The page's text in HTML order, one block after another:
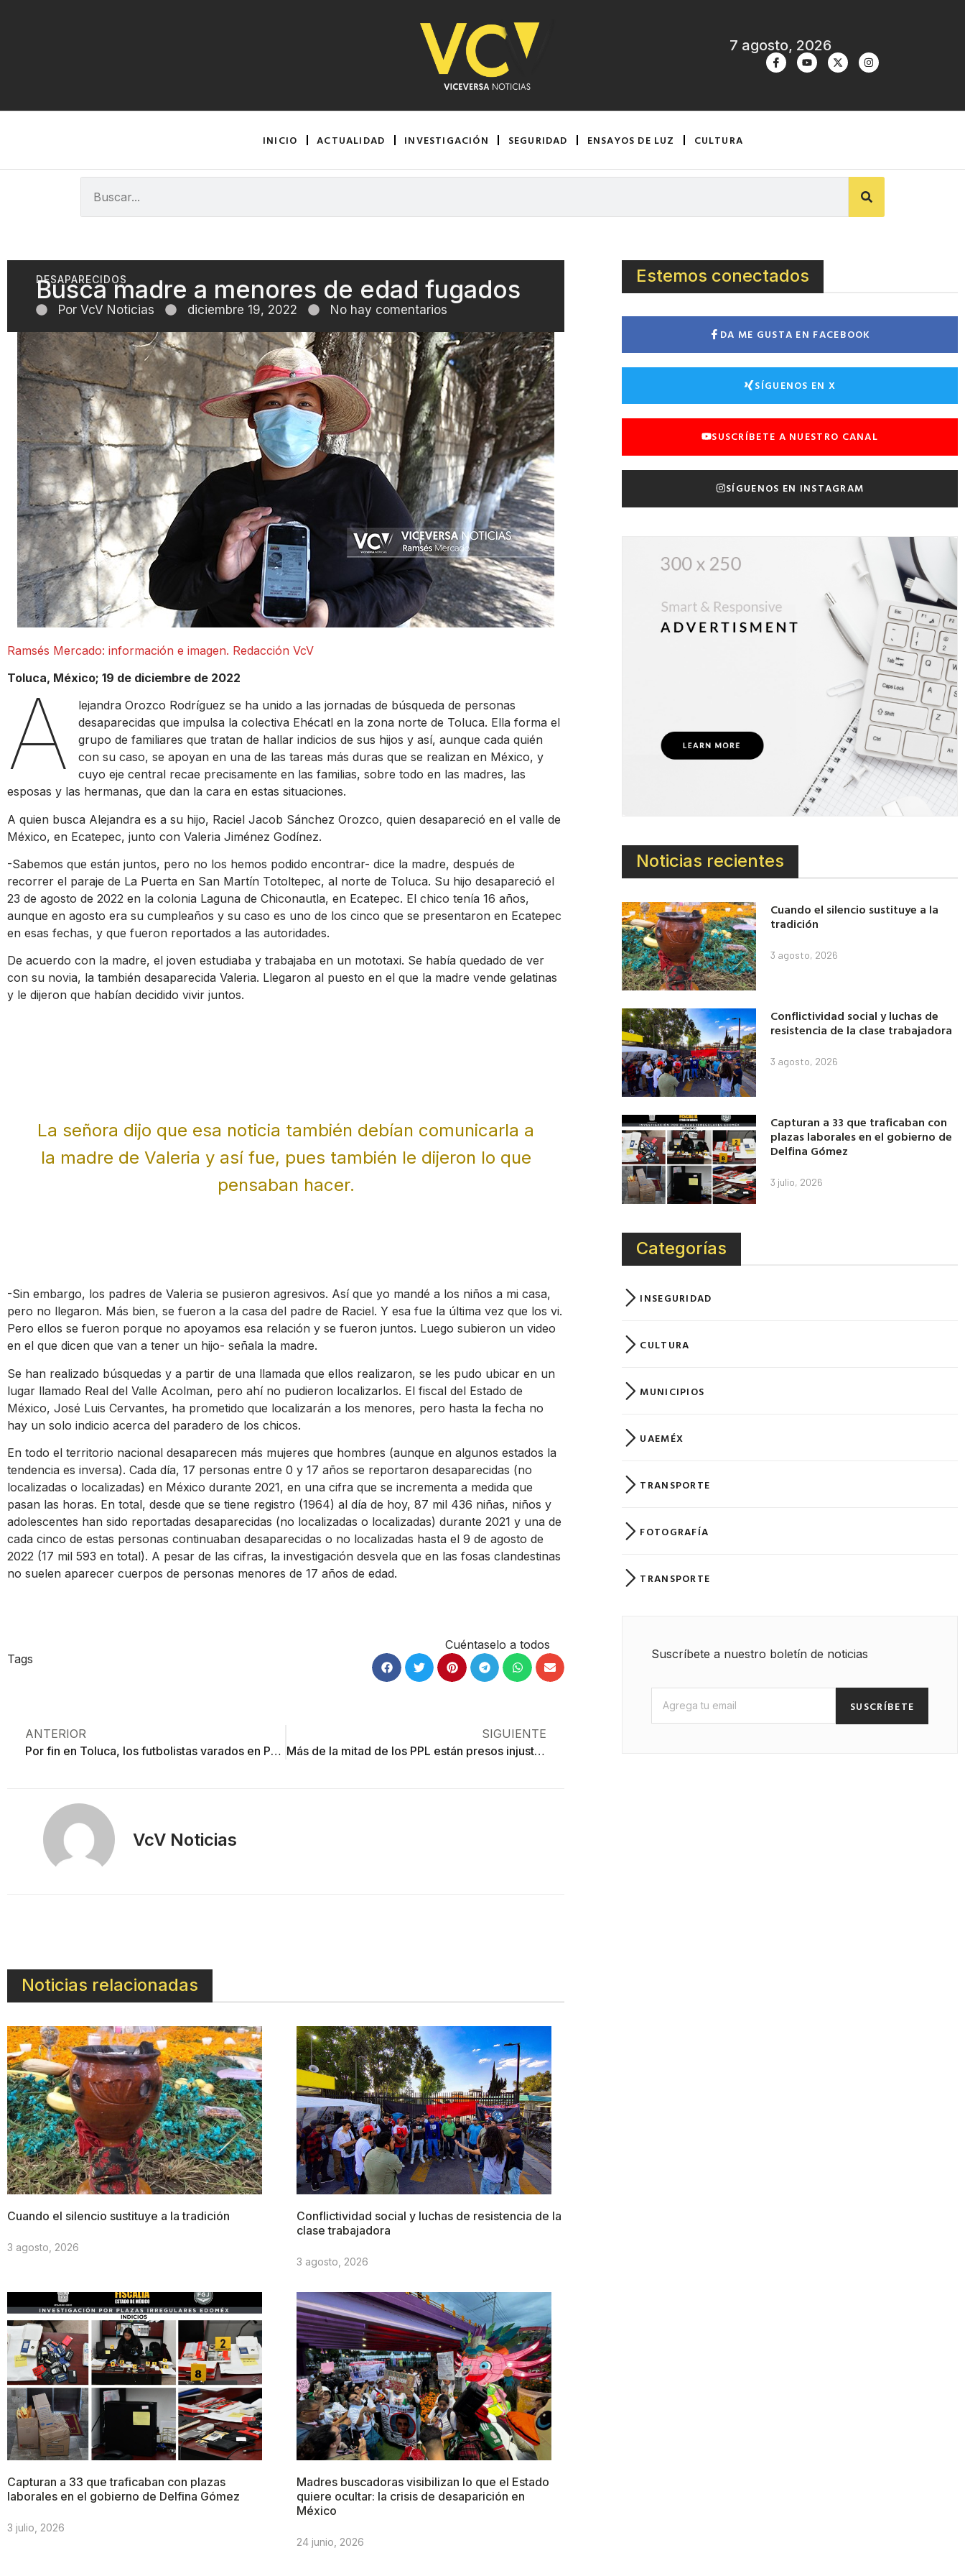
7 agosto, 2026
INICIO ACTUALIDAD INVESTIGACIÓN SEGURIDAD ENSAYOS DE LUZ CULTURA
DESAPARECIDOS
Busca madre a menores de edad fugados
Por VcV Noticias diciembre 19, 2022 No hay comentarios
Ramsés Mercado: información e imagen. Redacción VcV
Toluca, México; 19 de diciembre de 2022
A
lejandra Orozco Rodríguez se ha unido a las jornadas de búsqueda de personas
desaparecidas que impulsa la colectiva Ehécatl en la zona norte de Toluca. Ella forma el
grupo de familiares que tratan de hallar indicios de sus hijos y así, aunque cada quién
con su caso, se apoyan en una de las tareas más duras que se realizan en México, y
cuyo eje central recae precisamente en las familias, sobre todo en las madres, las
esposas y las hermanas, que dan la cara en estas situaciones.
A quien busca Alejandra es a su hijo, Raciel Jacob Sánchez Orozco, quien desapareció en el valle de
México, en Ecatepec, junto con Valeria Jiménez Godínez.
-Sabemos que están juntos, pero no los hemos podido encontrar- dice la madre, después de
recorrer el paraje de La Puerta en San Martín Totoltepec, al norte de Toluca. Su hijo desapareció el
23 de agosto de 2022 en la colonia Laguna de Chiconautla, en Ecatepec. El chico tenía 16 años,
aunque en agosto era su cumpleaños y su caso es uno de los cinco que se presentaron en Ecatepec
en esas fechas, y que fueron reportados a las autoridades.
De acuerdo con la madre, el joven estudiaba y trabajaba en un mototaxi. Se había quedado de ver
con su novia, la también desaparecida Valeria. Llegaron al puesto en el que la madre vende gelatinas
y le dijeron que habían decidido vivir juntos.
La señora dijo que esa noticia también debían comunicarla a
la madre de Valeria y así fue, pues también le dijeron lo que
pensaban hacer.
-Sin embargo, los padres de Valeria se pusieron agresivos. Así que yo mandé a los niños a mi casa,
pero no llegaron. Más bien, se fueron a la casa del padre de Raciel. Y esa fue la última vez que los vi.
Pero ellos se fueron porque no apoyamos esa relación y se fueron juntos. Luego subieron un video
en el que dicen que van a tener un hijo- señala la madre.
Se han realizado búsquedas y a partir de una llamada que ellos realizaron, se les pudo ubicar en un
lugar llamado Real del Valle Acolman, pero ahí no pudieron localizarlos. El fiscal del Estado de
México, José Luis Cervantes, ha prometido que localizarán a los menores, pero hasta la fecha no
hay un solo indicio acerca del paradero de los chicos.
En todo el territorio nacional desaparecen más mujeres que hombres (aunque en algunos estados la
tendencia es inversa). Cada día, 17 personas entre 0 y 17 años se reportaron desaparecidas (no
localizadas o localizadas) en México durante 2021, en una cifra que se incrementa a medida que
pasan las horas. En total, desde que se tiene registro (1964) al día de hoy, 87 mil 436 niñas, niños y
adolescentes han sido reportadas desaparecidas (no localizadas o localizadas) durante 2021 y una de
cada cinco de estas personas continuaban desaparecidas o no localizadas hasta el 9 de agosto de
2022 (17 mil 593 en total). A pesar de las cifras, la investigación desvela que en las fosas clandestinas
no suelen aparecer cuerpos de personas menores de 17 años de edad.
Tags
Cuéntaselo a todos
ANTERIOR
Por fin en Toluca, los futbolistas varados en Perú
SIGUIENTE
Más de la mitad de los PPL están presos injustamente, pero eso sí, tendrán cena navideña
VcV Noticias
Noticias relacionadas
Cuando el silencio sustituye a la tradición
3 agosto, 2026
Conflictividad social y luchas de resistencia de la
clase trabajadora
3 agosto, 2026
Capturan a 33 que traficaban con plazas
laborales en el gobierno de Delfina Gómez
3 julio, 2026
Madres buscadoras visibilizan lo que el Estado
quiere ocultar: la crisis de desaparición en
México
24 junio, 2026
Estemos conectados
DA ME GUSTA EN FACEBOOK
SÍGUENOS EN X
SUSCRÍBETE A NUESTRO CANAL
SÍGUENOS EN INSTAGRAM
Noticias recientes
Cuando el silencio sustituye a la
tradición
3 agosto, 2026
Conflictividad social y luchas de
resistencia de la clase trabajadora
3 agosto, 2026
Capturan a 33 que traficaban con
plazas laborales en el gobierno de
Delfina Gómez
3 julio, 2026
Categorías
INSEGURIDAD
CULTURA
MUNICIPIOS
UAEMÉX
TRANSPORTE
FOTOGRAFÍA
TRANSPORTE
Suscríbete a nuestro boletín de noticias
SUSCRÍBETE